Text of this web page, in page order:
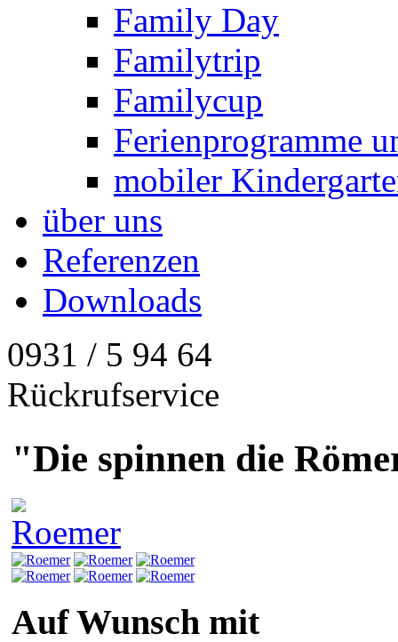
Family Day
Familytrip
Familycup
Ferienprogramme
mobiler
über uns
Referenzen
Downloads
0931 / 5 94 64
Rückrufservice
"Die spinnen die
Auf Wunsch mit